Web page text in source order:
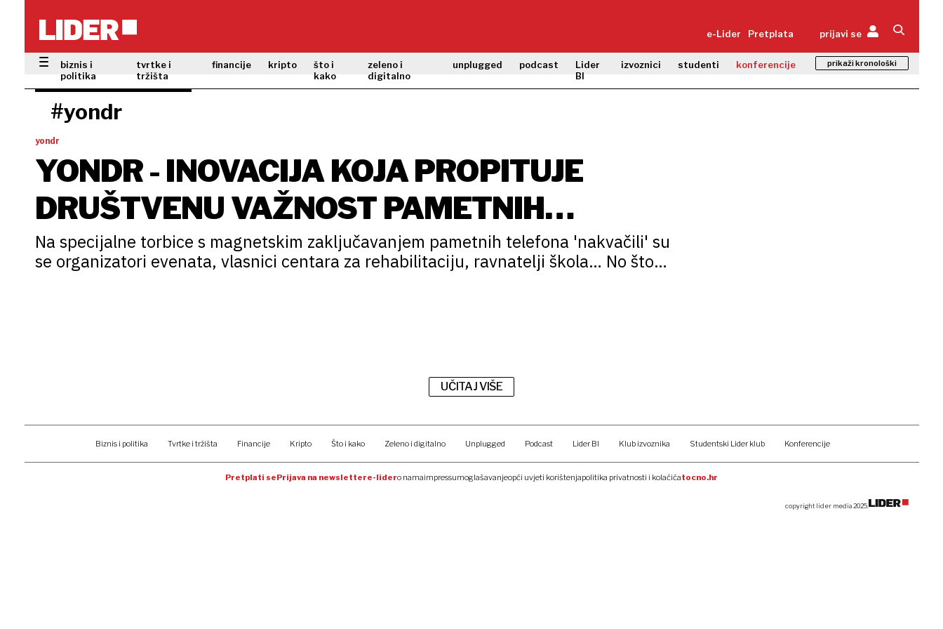
e-Lider Pretplata prijavi se
biznis i
politika
tvrtke i
tržišta
financije kripto
što i
kako
zeleno i
digitalno
unplugged podcast
Lider
BI
izvoznici studenti konferencije prikaži kronološki
#yondr
yondr
YONDR - INOVACIJA KOJA PROPITUJE
DRUŠTVENU VAŽNOST PAMETNIH
TELEFONA
Na specijalne torbice s magnetskim zaključavanjem pametnih telefona 'nakvačili' su
se organizatori evenata, vlasnici centara za rehabilitaciju, ravnatelji škola… No što
UČITAJ VIŠE
Biznis i politika Tvrtke i tržišta Financije Kripto Što i kako Zeleno i digitalno Unplugged Podcast Lider BI Klub izvoznika Studentski Lider klub Konferencije
Pretplati sePrijava na newslettere-lidero namaimpressumoglašavanjeopći uvjeti korištenjapolitika privatnosti i kolačićatocno.hr
copyright lider media 2025.